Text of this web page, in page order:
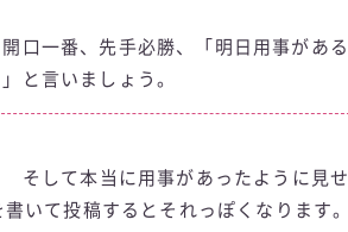
口一番、先手必勝、「明日用事がある
と言いましょう。
そして本当に用事があったように見せ
いて投稿するとそれっぽくなります。